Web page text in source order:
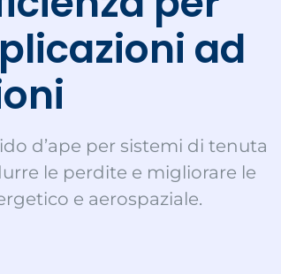
ad
d’ape per sistemi di tenuta
le perdite e migliorare le
e aerospaziale.